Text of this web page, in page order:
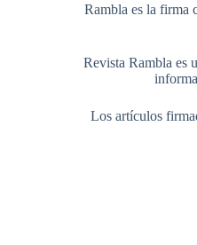
Rambla es la firma
Revista Rambla es
Los artículos